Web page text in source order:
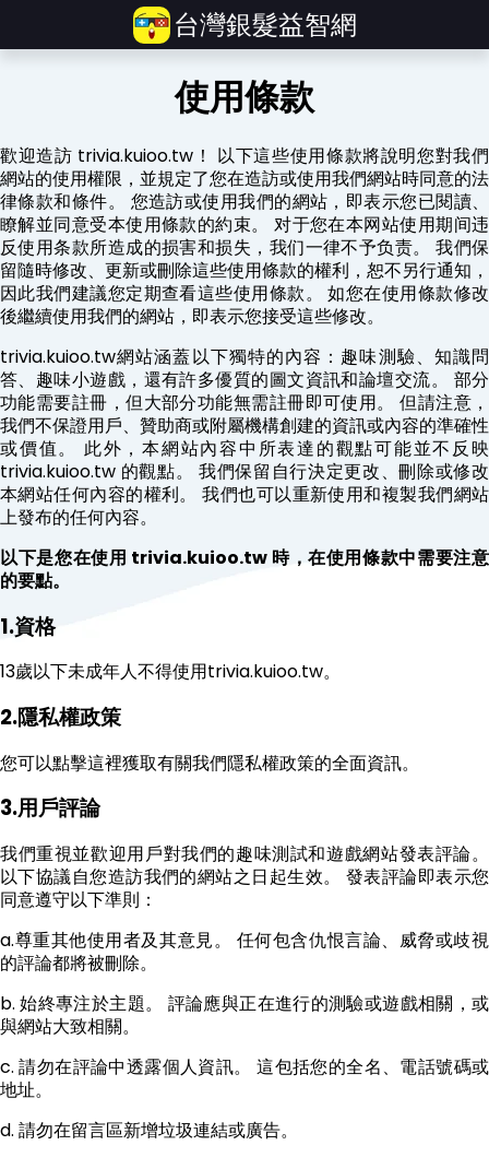
台灣銀髮益智網
使用條款
歡迎造訪 trivia.kuioo.tw！ 以下這些使用條款將說明您對我們
網站的使用權限，並規定了您在造訪或使用我們網站時同意的法
律條款和條件。 您造訪或使用我們的網站，即表示您已閱讀、
瞭解並同意受本使用條款的約束。 对于您在本网站使用期间违
反使用条款所造成的损害和损失，我们一律不予负责。 我們保
留隨時修改、更新或刪除這些使用條款的權利，恕不另行通知，
因此我們建議您定期查看這些使用條款。 如您在使用條款修改
後繼續使用我們的網站，即表示您接受這些修改。
trivia.kuioo.tw網站涵蓋以下獨特的內容：趣味測驗、知識問
答、趣味小遊戲，還有許多優質的圖文資訊和論壇交流。 部分
功能需要註冊，但大部分功能無需註冊即可使用。 但請注意，
我們不保證用戶、贊助商或附屬機構創建的資訊或內容的準確性
或價值。 此外，本網站內容中所表達的觀點可能並不反映
trivia.kuioo.tw 的觀點。 我們保留自行決定更改、刪除或修改
本網站任何內容的權利。 我們也可以重新使用和複製我們網站
上發布的任何內容。
以下是您在使用 trivia.kuioo.tw 時，在使用條款中需要注意
的要點。
1.資格
13歲以下未成年人不得使用trivia.kuioo.tw。
2.隱私權政策
您可以點擊這裡獲取有關我們隱私權政策的全面資訊。
3.用戶評論
我們重視並歡迎用戶對我們的趣味測試和遊戲網站發表評論。
以下協議自您造訪我們的網站之日起生效。 發表評論即表示您
同意遵守以下準則：
a.尊重其他使用者及其意見。 任何包含仇恨言論、威脅或歧視
的評論都將被刪除。
b. 始終專注於主題。 評論應與正在進行的測驗或遊戲相關，或
與網站大致相關。
c. 請勿在評論中透露個人資訊。 這包括您的全名、電話號碼或
地址。
d. 請勿在留言區新增垃圾連結或廣告。